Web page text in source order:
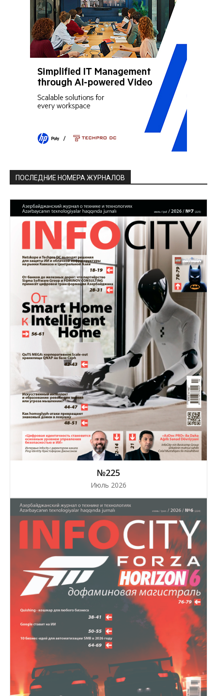
ПОСЛЕДНИЕ НОМЕРА ЖУРНАЛОВ
№225
Июль 2026